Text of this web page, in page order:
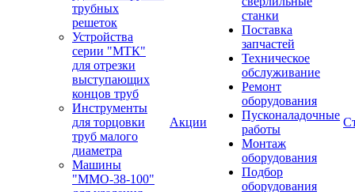
трубных
решеток
Устройства
серии "МТК"
для отрезки
выступающих
концов труб
Инструменты
для торцовки
труб малого
диаметра
Машины
"ММО-38-100"
Акции
станки
Поставка
запчастей
Техническое
обслуживание
Ремонт
оборудования
Пусконаладочные
работы
Монтаж
оборудования
Подбор
оборудования